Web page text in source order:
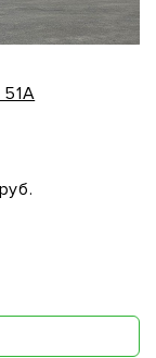
51А